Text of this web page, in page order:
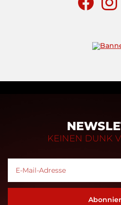
KEINEN DUNK